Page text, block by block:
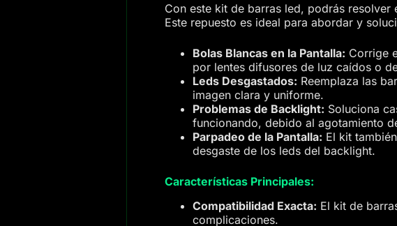
Con este kit de barras led, podrás
Este repuesto es ideal para abordar y
Bolas Blancas en la Pantalla: Corrige
por lentes difusores de luz caídos o
Leds Desgastados: Reemplaza las
imagen clara y uniforme.
Problemas de Backlight: Soluciona
funcionando, debido al agotamiento
Parpadeo de la Pantalla: El kit
desgaste de los leds del backlight.
Características Principales:
Compatibilidad Exacta: El kit de
complicaciones.